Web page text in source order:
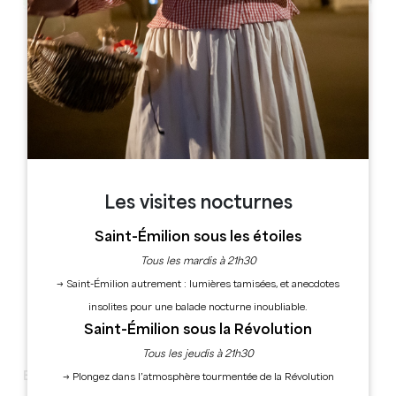
EXPOSITION – Lettrines & Calligraphie
Leaflet
3 rue des Allées place hôtel de ville 33890 GENSAC
Les visites nocturnes
Saint-Émilion sous les étoiles
Tous les mardis à 21h30
→ Saint-Émilion autrement : lumières tamisées, et anecdotes
insolites pour une balade nocturne inoubliable.
Saint-Émilion sous la Révolution
Tous les jeudis à 21h30
→ Plongez dans l’atmosphère tourmentée de la Révolution